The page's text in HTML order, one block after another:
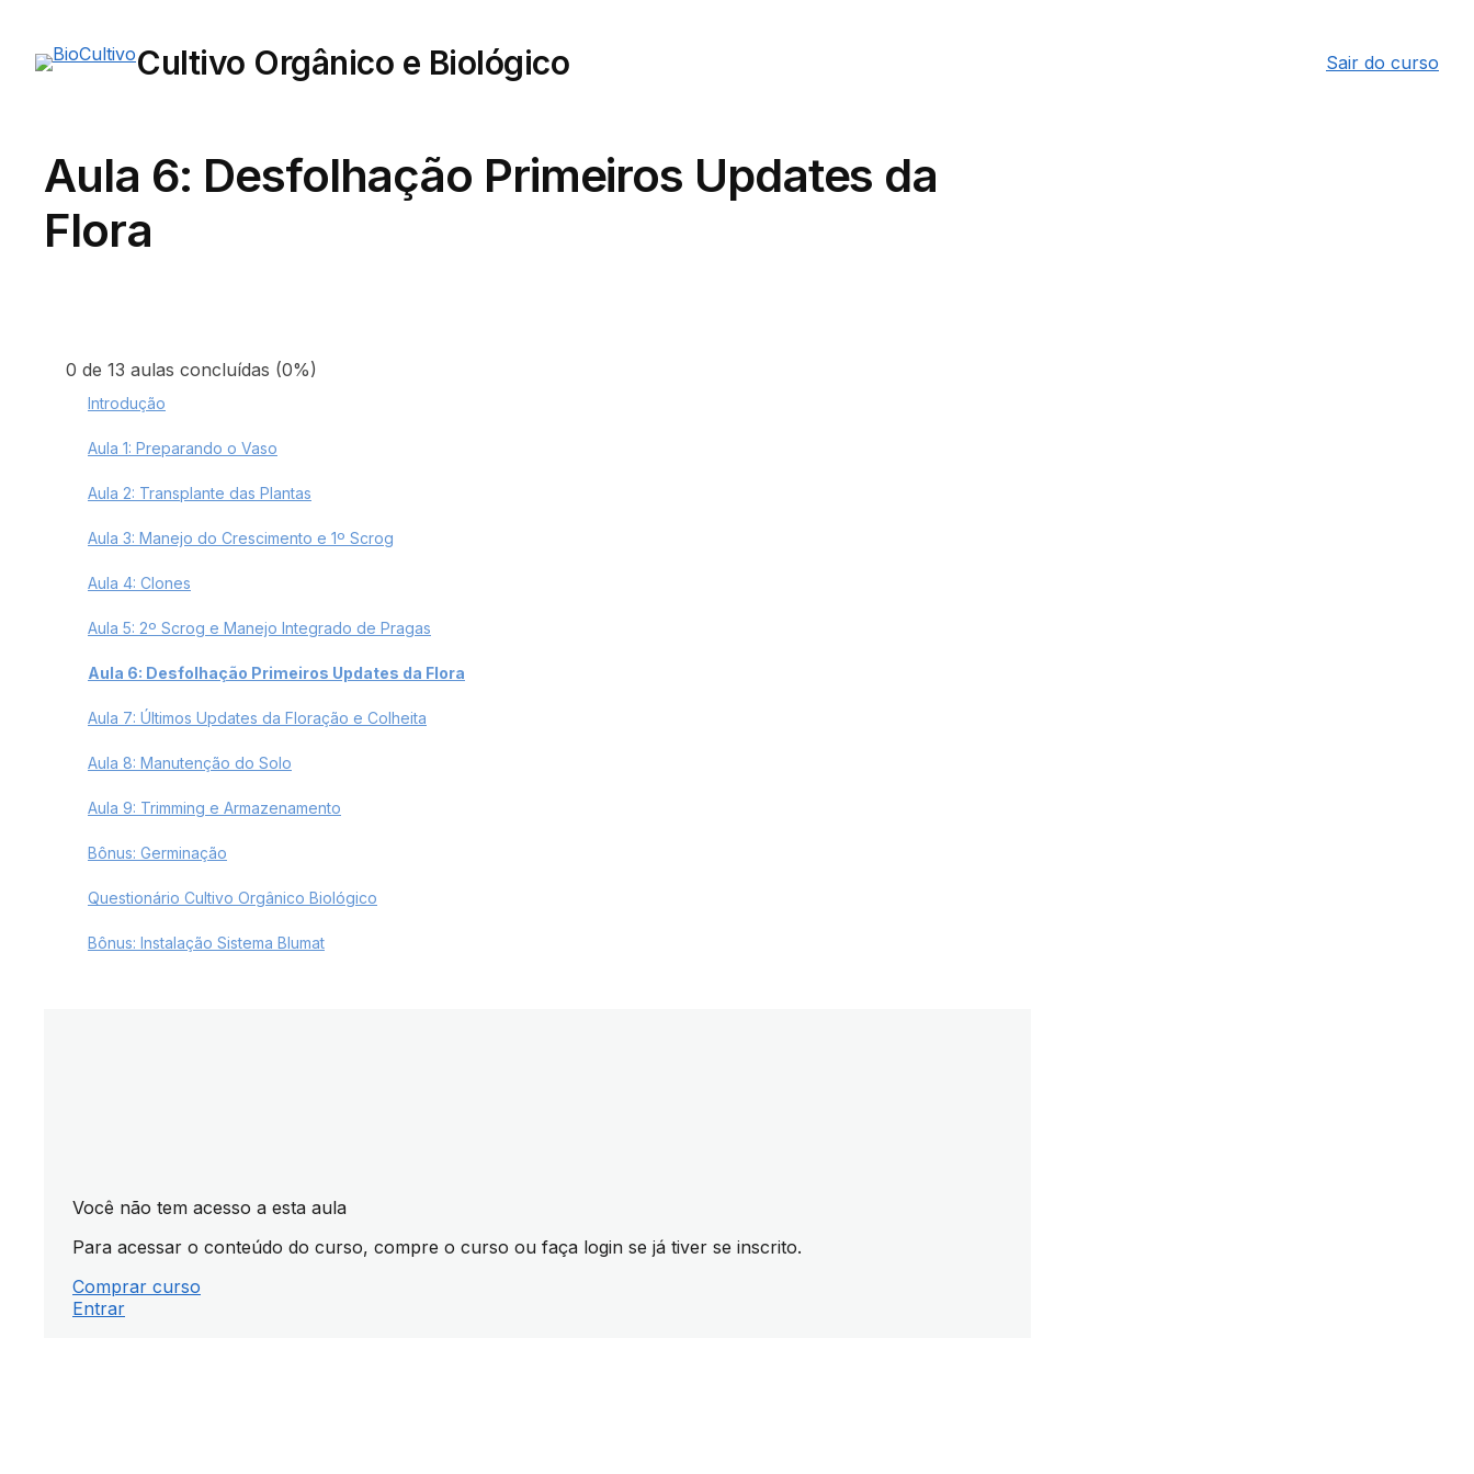
Cultivo Orgânico e Biológico Sair do curso
Aula 6: Desfolhação Primeiros Updates da
Flora
0 de 13 aulas concluídas (0%)
Introdução
Aula 1: Preparando o Vaso
Aula 2: Transplante das Plantas
Aula 3: Manejo do Crescimento e 1º Scrog
Aula 4: Clones
Aula 5: 2º Scrog e Manejo Integrado de Pragas
Aula 6: Desfolhação Primeiros Updates da Flora
Aula 7: Últimos Updates da Floração e Colheita
Aula 8: Manutenção do Solo
Aula 9: Trimming e Armazenamento
Bônus: Germinação
Questionário Cultivo Orgânico Biológico
Bônus: Instalação Sistema Blumat
Você não tem acesso a esta aula
Para acessar o conteúdo do curso, compre o curso ou faça login se já tiver se inscrito.
Comprar curso
Entrar